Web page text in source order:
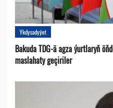
Ykdysadyýet
Bakuda TDG-ä agza ýurtlaryň
maslahaty geçiriler